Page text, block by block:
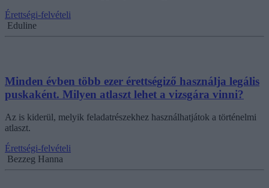
Érettségi-felvételi
Eduline
Minden évben több ezer érettségiző használja legális
puskaként. Milyen atlaszt lehet a vizsgára vinni?
Az is kiderül, melyik feladatrészekhez használhatjátok a történelmi
atlaszt.
Érettségi-felvételi
Bezzeg Hanna